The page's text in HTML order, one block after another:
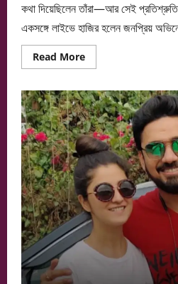
কথা দিয়েছিলেন তাঁরা—আর সেই
একসঙ্গে লাইভে হাজির হলেন জনপ্রিয়
Read MoreRead
more
রাখা
হলো
—
লাইভে
একসঙ্গে
দেব-
শুভশ্রী